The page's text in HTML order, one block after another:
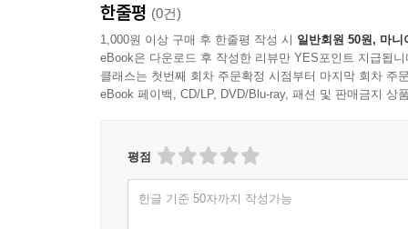
한줄평 (0건)
1,000원 이상 구매 후 한줄평 작성 시 일반회원 50원, 마니
eBook은 다운로드 후 작성한 리뷰만 YES포인트 지급됩니
클래스는 첫번째 회차 주문확정 시점부터 마지막 회차 주
eBook 페이백, CD/LP, DVD/Blu-ray, 패션 및 판매금지 상
평점
한글 기준 50자까지 작성가능